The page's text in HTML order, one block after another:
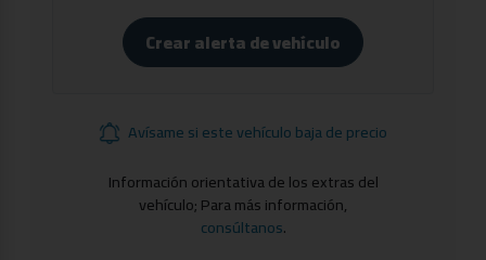
Crear alerta de vehículo
Avísame si este vehículo baja de precio
Información orientativa de los extras del
vehículo; Para más información,
consúltanos.